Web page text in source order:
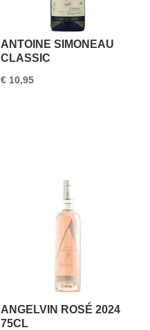
ANTOINE SIMONEAU
CLASSIC
€ 10,95
ANGELVIN ROSÉ 2024
75CL